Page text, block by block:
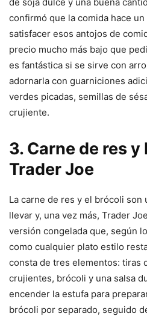
confirmó que la comida hace
satisfacer esos antojos de
precio mucho más bajo que
es fantástica si se sirve con
adornarla con guarniciones
verdes picadas, semillas de
crujiente.
3. Carne de res
Trader Joe
La carne de res y el brócoli son
llevar y, una vez más, Trader
versión congelada que, según
como cualquier plato estilo
consta de tres elementos: tiras
crujientes, brócoli y una salsa
encender la estufa para
brócoli por separado, seguido